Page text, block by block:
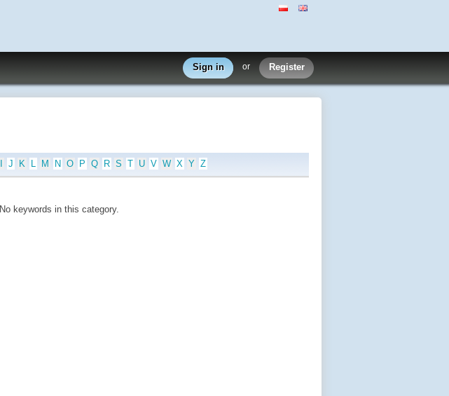
Sign in or Register
J K L M N O P Q R S T U V W X Y Z
No keywords in this category.